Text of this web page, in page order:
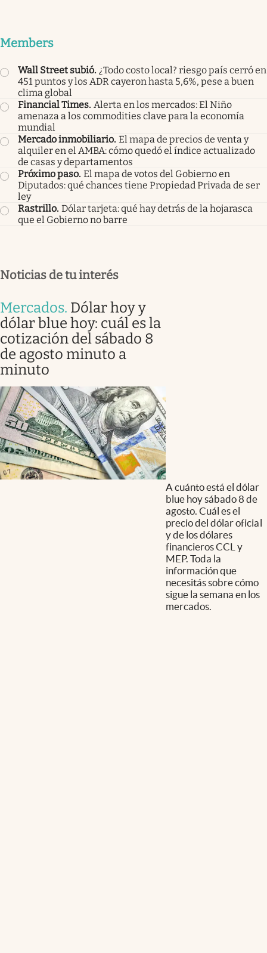
Members
Wall Street subió. ¿Todo costo local? riesgo país cerró en
451 puntos y los ADR cayeron hasta 5,6%, pese a buen
clima global
Financial Times. Alerta en los mercados: El Niño
amenaza a los commodities clave para la economía
mundial
Mercado inmobiliario. El mapa de precios de venta y
alquiler en el AMBA: cómo quedó el índice actualizado
de casas y departamentos
Próximo paso. El mapa de votos del Gobierno en
Diputados: qué chances tiene Propiedad Privada de ser
ley
Rastrillo. Dólar tarjeta: qué hay detrás de la hojarasca
que el Gobierno no barre
Noticias de tu interés
Mercados. Dólar hoy y
dólar blue hoy: cuál es la
cotización del sábado 8
de agosto minuto a
minuto
A cuánto está el dólar
blue hoy sábado 8 de
agosto. Cuál es el
precio del dólar oficial
y de los dólares
financieros CCL y
MEP. Toda la
información que
necesitás sobre cómo
sigue la semana en los
mercados.